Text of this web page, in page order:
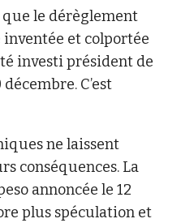
le dérèglement
et colportée
investi président de
C’est
ne laissent
conséquences. La
annoncée le 12
plus spéculation et